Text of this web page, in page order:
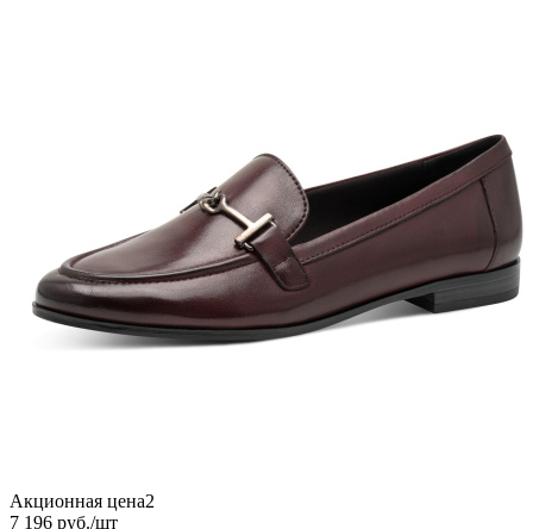
Акционная цена2
7 196 руб./шт